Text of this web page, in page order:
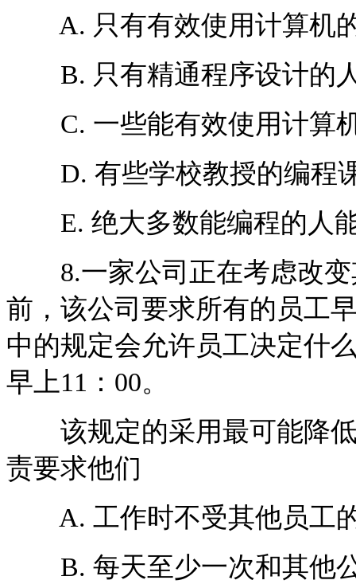
A. 只有有效使用计算机
B. 只有精通程序设计的
C. 一些能有效使用计算
D. 有些学校教授的编程
E. 绝大多数能编程的人
8.一家公司正在考虑改变
前，该公司要求所有的员工
中的规定会允许员工决定什
早上11：00。
该规定的采用最可能降低
责要求他们
A. 工作时不受其他员工
B. 每天至少一次和其他